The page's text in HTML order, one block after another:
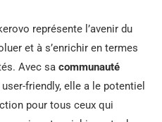
représente l’avenir du
et à s’enrichir en termes
Avec sa communauté
friendly, elle a le potentiel
pour tous ceux qui